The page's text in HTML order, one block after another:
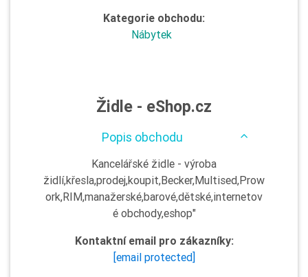
Kategorie obchodu:
Nábytek
Židle - eShop.cz
Popis obchodu
Kancelářské židle - výroba
židlí,křesla,prodej,koupit,Becker,Multised,Prow
ork,RIM,manažerské,barové,dětské,internetov
é obchody,eshop"
Kontaktní email pro zákazníky:
[email protected]